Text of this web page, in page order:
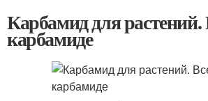
Карбамид для растений.
карбамиде